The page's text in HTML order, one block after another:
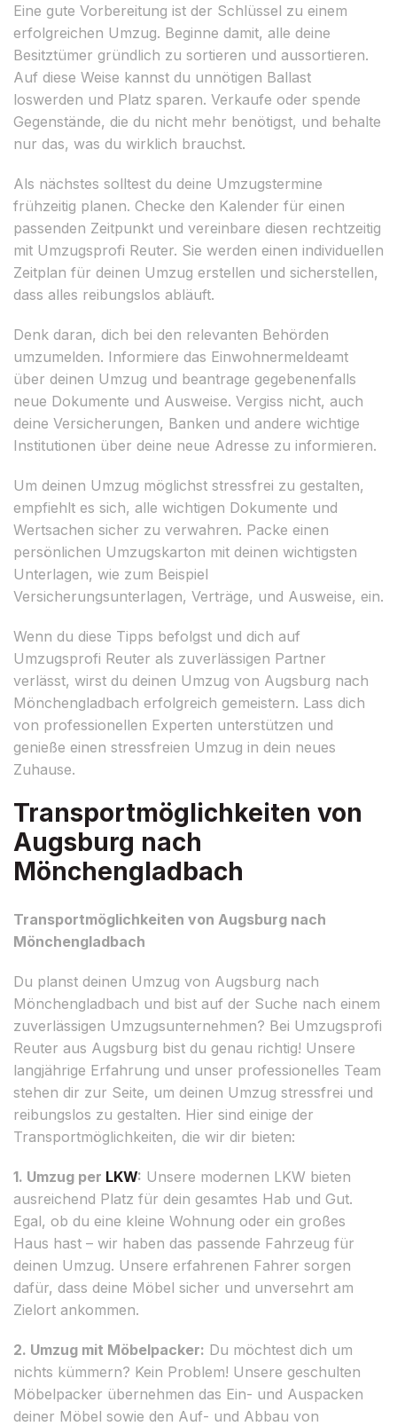
Eine gute Vorbereitung ist der Schlüssel zu einem
erfolgreichen Umzug. Beginne damit, alle deine
Besitztümer gründlich zu sortieren und aussortieren.
Auf diese Weise kannst du unnötigen Ballast
loswerden und Platz sparen. Verkaufe oder spende
Gegenstände, die du nicht mehr benötigst, und behalte
nur das, was du wirklich brauchst.
Als nächstes solltest du deine Umzugstermine
frühzeitig planen. Checke den Kalender für einen
passenden Zeitpunkt und vereinbare diesen rechtzeitig
mit Umzugsprofi Reuter. Sie werden einen individuellen
Zeitplan für deinen Umzug erstellen und sicherstellen,
dass alles reibungslos abläuft.
Denk daran, dich bei den relevanten Behörden
umzumelden. Informiere das Einwohnermeldeamt
über deinen Umzug und beantrage gegebenenfalls
neue Dokumente und Ausweise. Vergiss nicht, auch
deine Versicherungen, Banken und andere wichtige
Institutionen über deine neue Adresse zu informieren.
Um deinen Umzug möglichst stressfrei zu gestalten,
empfiehlt es sich, alle wichtigen Dokumente und
Wertsachen sicher zu verwahren. Packe einen
persönlichen Umzugskarton mit deinen wichtigsten
Unterlagen, wie zum Beispiel
Versicherungsunterlagen, Verträge, und Ausweise, ein.
Wenn du diese Tipps befolgst und dich auf
Umzugsprofi Reuter als zuverlässigen Partner
verlässt, wirst du deinen Umzug von Augsburg nach
Mönchengladbach erfolgreich gemeistern. Lass dich
von professionellen Experten unterstützen und
genieße einen stressfreien Umzug in dein neues
Zuhause.
Transportmöglichkeiten von
Augsburg nach
Mönchengladbach
Transportmöglichkeiten von Augsburg nach
Mönchengladbach
Du planst deinen Umzug von Augsburg nach
Mönchengladbach und bist auf der Suche nach einem
zuverlässigen Umzugsunternehmen? Bei Umzugsprofi
Reuter aus Augsburg bist du genau richtig! Unsere
langjährige Erfahrung und unser professionelles Team
stehen dir zur Seite, um deinen Umzug stressfrei und
reibungslos zu gestalten. Hier sind einige der
Transportmöglichkeiten, die wir dir bieten:
1. Umzug per LKW: Unsere modernen LKW bieten
ausreichend Platz für dein gesamtes Hab und Gut.
Egal, ob du eine kleine Wohnung oder ein großes
Haus hast – wir haben das passende Fahrzeug für
deinen Umzug. Unsere erfahrenen Fahrer sorgen
dafür, dass deine Möbel sicher und unversehrt am
Zielort ankommen.
2. Umzug mit Möbelpacker: Du möchtest dich um
nichts kümmern? Kein Problem! Unsere geschulten
Möbelpacker übernehmen das Ein- und Auspacken
deiner Möbel sowie den Auf- und Abbau von